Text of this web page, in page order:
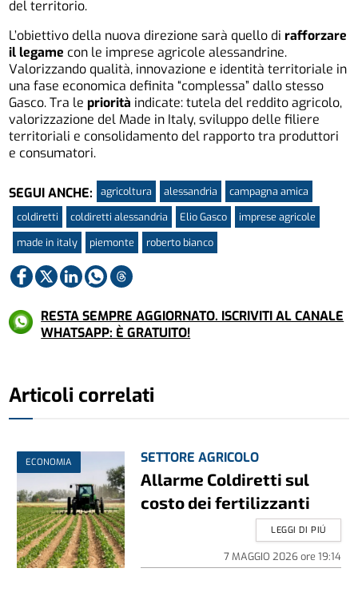
del territorio.
L’obiettivo della nuova direzione sarà quello dirafforzare
il legame con le imprese agricole alessandrine.
Valorizzando qualità, innovazione e identità territoriale in
una fase economica definita “complessa” dallo stesso
Gasco. Tra lepriorità indicate: tutela del reddito agricolo,
valorizzazione del Made in Italy, sviluppo delle filiere
territoriali e consolidamento del rapporto tra produttori
e consumatori.
SEGUI ANCHE: agricoltura alessandria
campagna amica
coldiretti
coldiretti alessandria Elio Gasco
imprese agricole
made in italy
piemonte roberto bianco
RESTA SEMPRE AGGIORNATO. ISCRIVITI AL CANALE
WHATSAPP: È GRATUITO!
Articoli correlati
ECONOMIA SETTORE AGRICOLO
Allarme Coldiretti sul
costo dei fertilizzanti
7 MAGGIO 2026ore 19:14
LEGGI DI PIÚ